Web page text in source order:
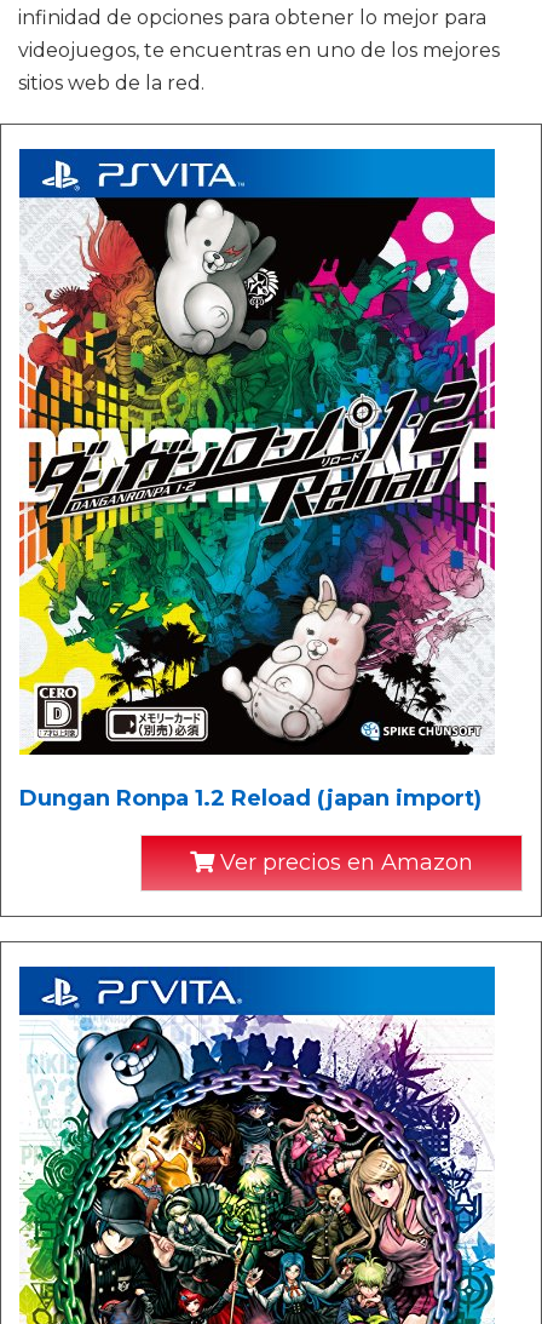
infinidad de opciones para obtener lo mejor para
videojuegos, te encuentras en uno de los mejores
sitios web de la red.
Dungan Ronpa 1.2 Reload (japan import)
Ver precios en Amazon